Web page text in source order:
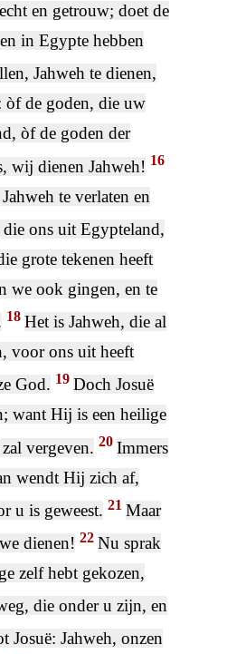
en getrouw; doet de
in Egypte hebben
Jahweh te dienen,
òf de goden, die uw
òf de goden der
wij dienen Jahweh! 16
te verlaten en
ons uit Egypteland,
grote tekenen heeft
we ook gingen, en te
18 Het is Jahweh, die al
voor ons uit heeft
God. 19 Doch Josuë
want Hij is een heilige
vergeven. 20 Immers
wendt Hij zich af,
u is geweest. 21Maar
dienen! 22 Nu sprak
zelf hebt gekozen,
die onder u zijn, en
Josuë: Jahweh, onzen